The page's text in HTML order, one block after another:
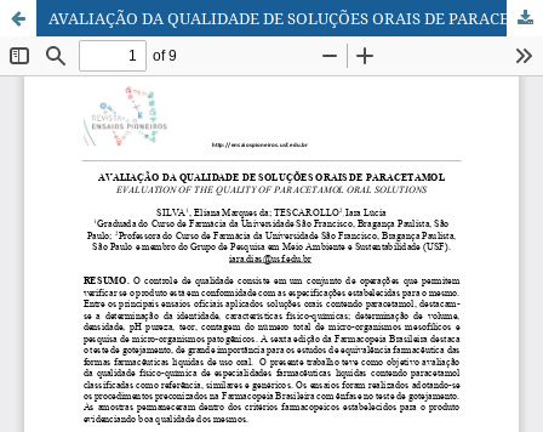
AVALIAÇÃO DA QUALIDADE DE SOLUÇÕES ORAIS DE PARACETAMOL